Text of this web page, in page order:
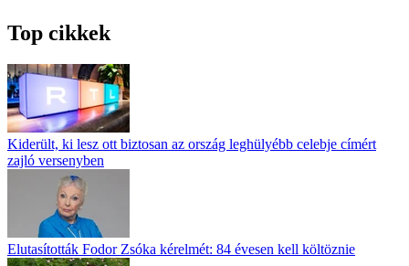
Top cikkek
Kiderült, ki lesz ott biztosan az ország leghülyébb celebje címért
zajló versenyben
Elutasították Fodor Zsóka kérelmét: 84 évesen kell költöznie